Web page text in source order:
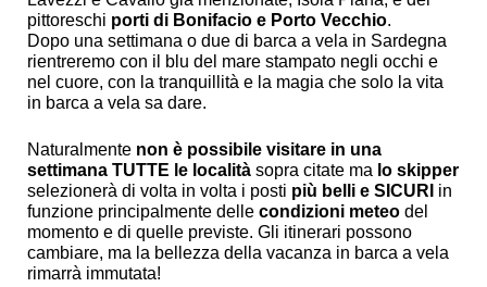
pittoreschi porti di Bonifacio e Porto Vecchio.
Dopo una settimana o due di barca a vela in Sardegna
rientreremo con il blu del mare stampato negli occhi e
nel cuore, con la tranquillità e la magia che solo la vita
in barca a vela sa dare.
Naturalmente non è possibile visitare in una
settimana TUTTE le località sopra citate ma lo skipper
selezionerà di volta in volta i posti più belli e SICURI in
funzione principalmente delle condizioni meteo del
momento e di quelle previste. Gli itinerari possono
cambiare, ma la bellezza della vacanza in barca a vela
rimarrà immutata!